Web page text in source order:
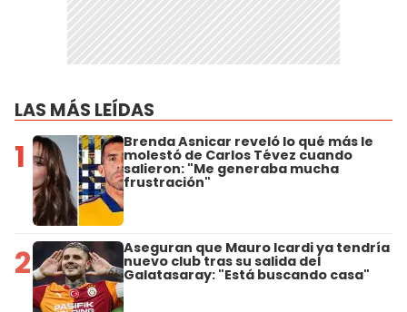
LAS MÁS LEÍDAS
1 Brenda Asnicar reveló lo qué más le
molestó de Carlos Tévez cuando
salieron: "Me generaba mucha
frustración"
2 Aseguran que Mauro Icardi ya tendría
nuevo club tras su salida del
Galatasaray: "Está buscando casa"